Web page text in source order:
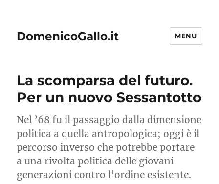
DomenicoGallo.it MENU
La scomparsa del futuro.
Per un nuovo Sessantotto
Nel ’68 fu il passaggio dalla dimensione
politica a quella antropologica; oggi è il
percorso inverso che potrebbe portare
a una rivolta politica delle giovani
generazioni contro l’ordine esistente.